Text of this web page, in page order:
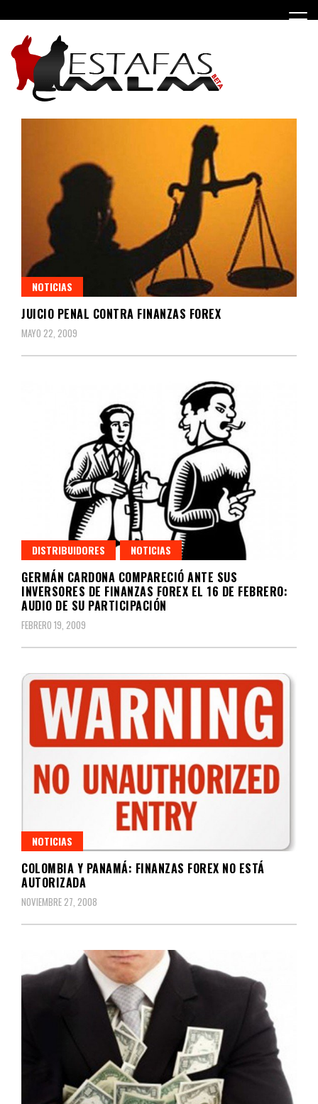
al
contenido
Estafas MLM
NOTICIAS
JUICIO PENAL CONTRA FINANZAS FOREX
MAYO 22, 2009
DISTRIBUIDORES NOTICIAS
GERMÁN CARDONA COMPARECIÓ ANTE SUS
INVERSORES DE FINANZAS FOREX EL 16 DE FEBRERO:
AUDIO DE SU PARTICIPACIÓN
FEBRERO 19, 2009
NOTICIAS
COLOMBIA Y PANAMÁ: FINANZAS FOREX NO ESTÁ
AUTORIZADA
NOVIEMBRE 27, 2008